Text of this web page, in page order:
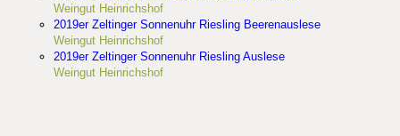
Weingut Heinrichshof
2019er Zeltinger Sonnenuhr Riesling Beerenauslese
Weingut Heinrichshof
2019er Zeltinger Sonnenuhr Riesling Auslese
Weingut Heinrichshof